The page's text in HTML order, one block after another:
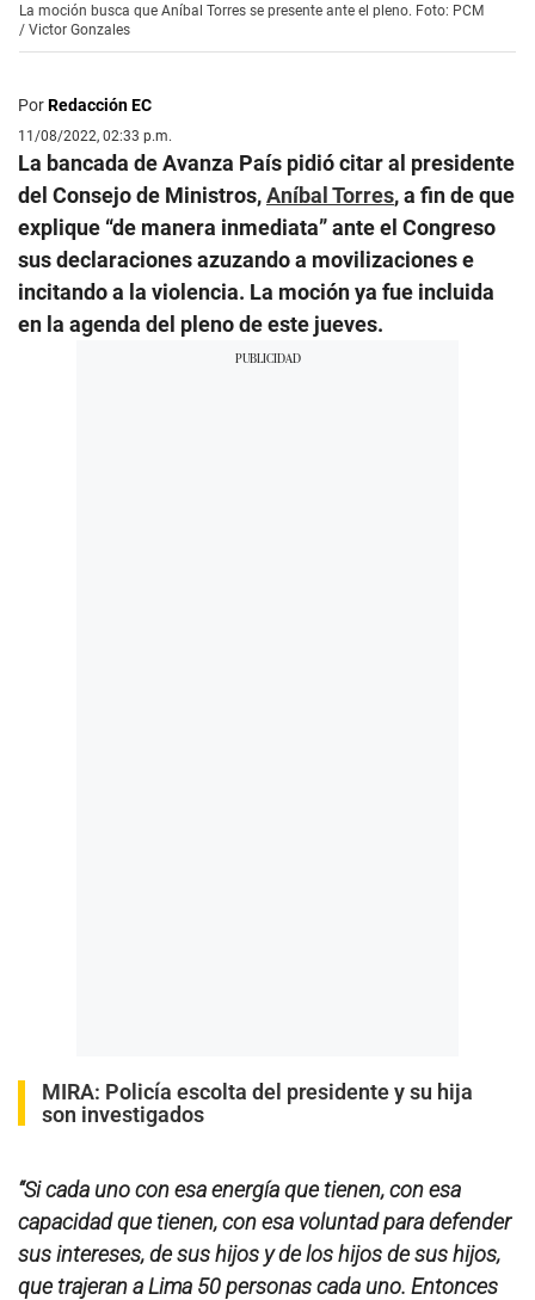
La moción busca que Aníbal Torres se presente ante el pleno. Foto: PCM
/ Victor Gonzales
PorRedacción EC
11/08/2022, 02:33 p.m.
La bancada de Avanza País pidió citar al presidente
del Consejo de Ministros,Aníbal Torres, a fin de que
explique “de manera inmediata” ante el Congreso
sus declaraciones azuzando a movilizaciones e
incitando a la violencia. La moción ya fue incluida
en la agenda del pleno de este jueves.
MIRA: Policía escolta del presidente y su hija
son investigados
“Si cada uno con esa energía que tienen, con esa
capacidad que tienen, con esa voluntad para defender
sus intereses, de sus hijos y de los hijos de sus hijos,
que trajeran a Lima 50 personas cada uno. Entonces